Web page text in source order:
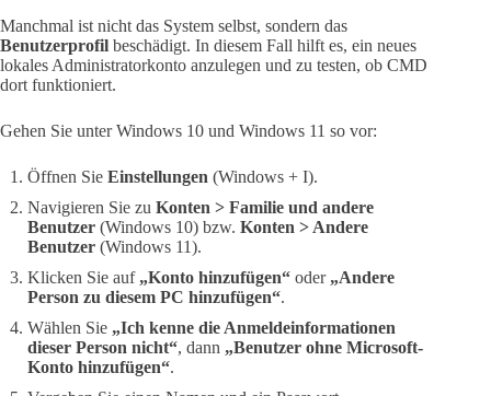
Manchmal ist nicht das System selbst, sondern das
Benutzerprofil beschädigt. In diesem Fall hilft es, ein neues
lokales Administratorkonto anzulegen und zu testen, ob CMD
dort funktioniert.
Gehen Sie unter Windows 10 und Windows 11 so vor:
Öffnen Sie Einstellungen (Windows + I).
Navigieren Sie zu Konten > Familie und andere
Benutzer (Windows 10) bzw. Konten > Andere
Benutzer (Windows 11).
Klicken Sie auf „Konto hinzufügen“ oder „Andere
Person zu diesem PC hinzufügen“.
Wählen Sie „Ich kenne die Anmeldeinformationen
dieser Person nicht“, dann „Benutzer ohne Microsoft-
Konto hinzufügen“.